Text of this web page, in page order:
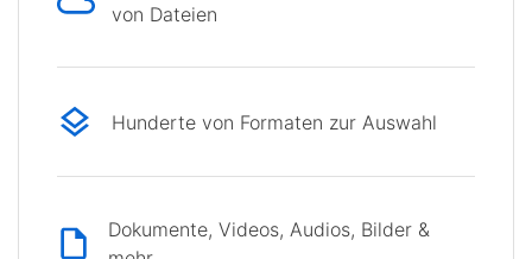
von Dateien
Hunderte von Formaten zur Auswahl
Dokumente, Videos, Audios, Bilder &